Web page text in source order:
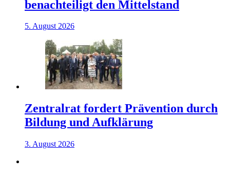
benachteiligt den Mittelstand
5. August 2026
Zentralrat fordert Prävention durch
Bildung und Aufklärung
3. August 2026